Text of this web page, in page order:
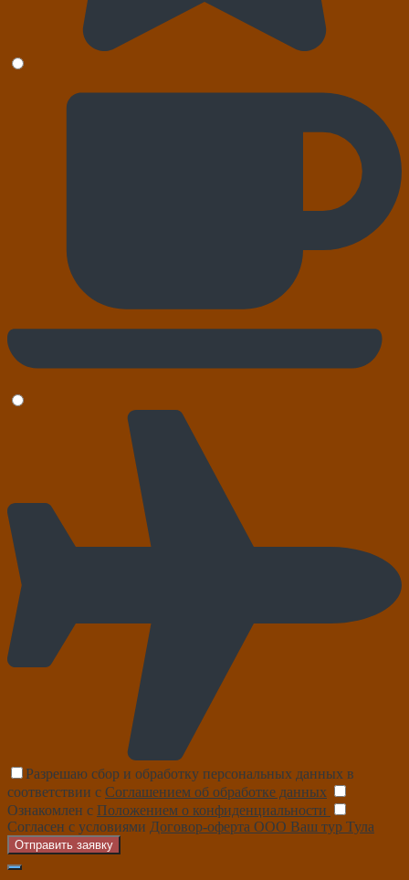
Разрешаю сбор и обработку персональных данных в
соответствии с Соглашением об обработке данных
Ознакомлен с Положением о конфиденциальности
Согласен с условиями Договор-оферта ООО Ваш тур Тула
Отправить заявку